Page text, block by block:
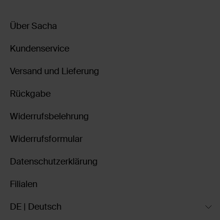
Über Sacha
Kundenservice
Versand und Lieferung
Rückgabe
Widerrufsbelehrung
Widerrufsformular
Datenschutzerklärung
Filialen
DE | Deutsch